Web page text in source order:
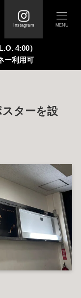
FIRST
ム
お客様の声
COLUMN
お役立ちコラム
CONTACT
お問い合わせ
Instagram MENU
4:00）
ー利用可
ターを設